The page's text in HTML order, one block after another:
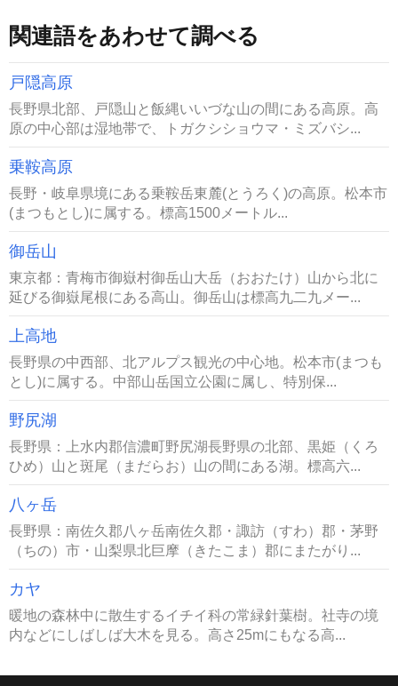
関連語をあわせて調べる
戸隠高原
長野県北部、戸隠山と飯縄いいづな山の間にある高原。高
原の中心部は湿地帯で、トガクシショウマ・ミズバシ...
乗鞍高原
長野・岐阜県境にある乗鞍岳東麓(とうろく)の高原。松本市
(まつもとし)に属する。標高1500メートル...
御岳山
東京都：青梅市御嶽村御岳山大岳（おおたけ）山から北に
延びる御嶽尾根にある高山。御岳山は標高九二九メー...
上高地
長野県の中西部、北アルプス観光の中心地。松本市(まつも
とし)に属する。中部山岳国立公園に属し、特別保...
野尻湖
長野県：上水内郡信濃町野尻湖長野県の北部、黒姫（くろ
ひめ）山と斑尾（まだらお）山の間にある湖。標高六...
八ヶ岳
長野県：南佐久郡八ヶ岳南佐久郡・諏訪（すわ）郡・茅野
（ちの）市・山梨県北巨摩（きたこま）郡にまたがり...
カヤ
暖地の森林中に散生するイチイ科の常緑針葉樹。社寺の境
内などにしばしば大木を見る。高さ25mにもなる高...